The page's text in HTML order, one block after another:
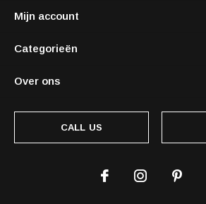
Mijn account
Categorieën
Over ons
CALL US